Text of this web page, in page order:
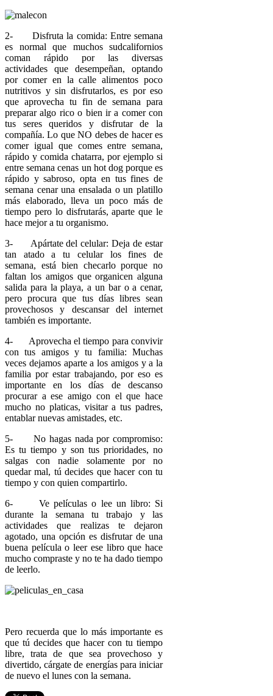
2- Disfruta la comida: Entre semana
es normal que muchos sudcalifornios
coman rápido por las diversas
actividades que desempeñan, optando
por comer en la calle alimentos poco
nutritivos y sin disfrutarlos, es por eso
que aprovecha tu fin de semana para
preparar algo rico o bien ir a comer con
tus seres queridos y disfrutar de la
compañía. Lo que NO debes de hacer es
comer igual que comes entre semana,
rápido y comida chatarra, por ejemplo si
entre semana cenas un hot dog porque es
rápido y sabroso, opta en tus fines de
semana cenar una ensalada o un platillo
más elaborado, lleva un poco más de
tiempo pero lo disfrutarás, aparte que le
hace mejor a tu organismo.
3- Apártate del celular: Deja de estar
tan atado a tu celular los fines de
semana, está bien checarlo porque no
faltan los amigos que organicen alguna
salida para la playa, a un bar o a cenar,
pero procura que tus días libres sean
provechosos y descansar del internet
también es importante.
4- Aprovecha el tiempo para convivir
con tus amigos y tu familia: Muchas
veces dejamos aparte a los amigos y a la
familia por estar trabajando, por eso es
importante en los días de descanso
procurar a ese amigo con el que hace
mucho no platicas, visitar a tus padres,
entablar nuevas amistades, etc.
5- No hagas nada por compromiso:
Es tu tiempo y son tus prioridades, no
salgas con nadie solamente por no
quedar mal, tú decides que hacer con tu
tiempo y con quien compartirlo.
6- Ve películas o lee un libro: Si
durante la semana tu trabajo y las
actividades que realizas te dejaron
agotado, una opción es disfrutar de una
buena película o leer ese libro que hace
mucho compraste y no te ha dado tiempo
de leerlo.
Pero recuerda que lo más importante es
que tú decides que hacer con tu tiempo
libre, trata de que sea provechoso y
divertido, cárgate de energías para iniciar
de nuevo el lunes con la semana.